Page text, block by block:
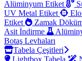
Alüminyum Etiket
UV Metal Etiket
Etiket
Zamak
Asit İndirme
Botaş Levhaları
Tabela Çeşitleri
Lightbox Tabela